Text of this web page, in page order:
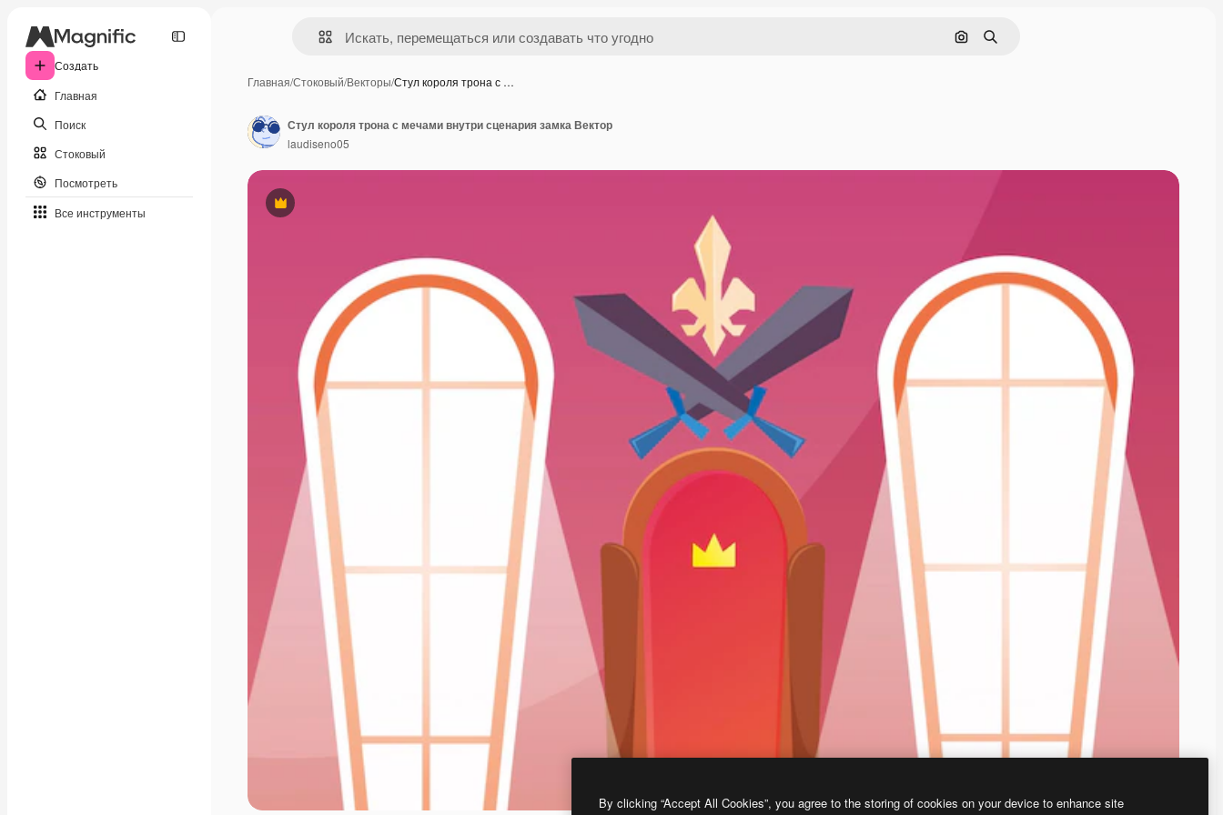
Создать
Главная
Поиск
Стоковый
Посмотреть
Все инструменты
Поиск по изображению
Поиск
Главная/Стоковый/Векторы/Стул короля трона с …
Премиум
Стул короля трона с мечами внутри сценария замка Вектор
laudiseno05
By clicking “Accept All Cookies”, you agree to the storing of cookies on your device to enhance site